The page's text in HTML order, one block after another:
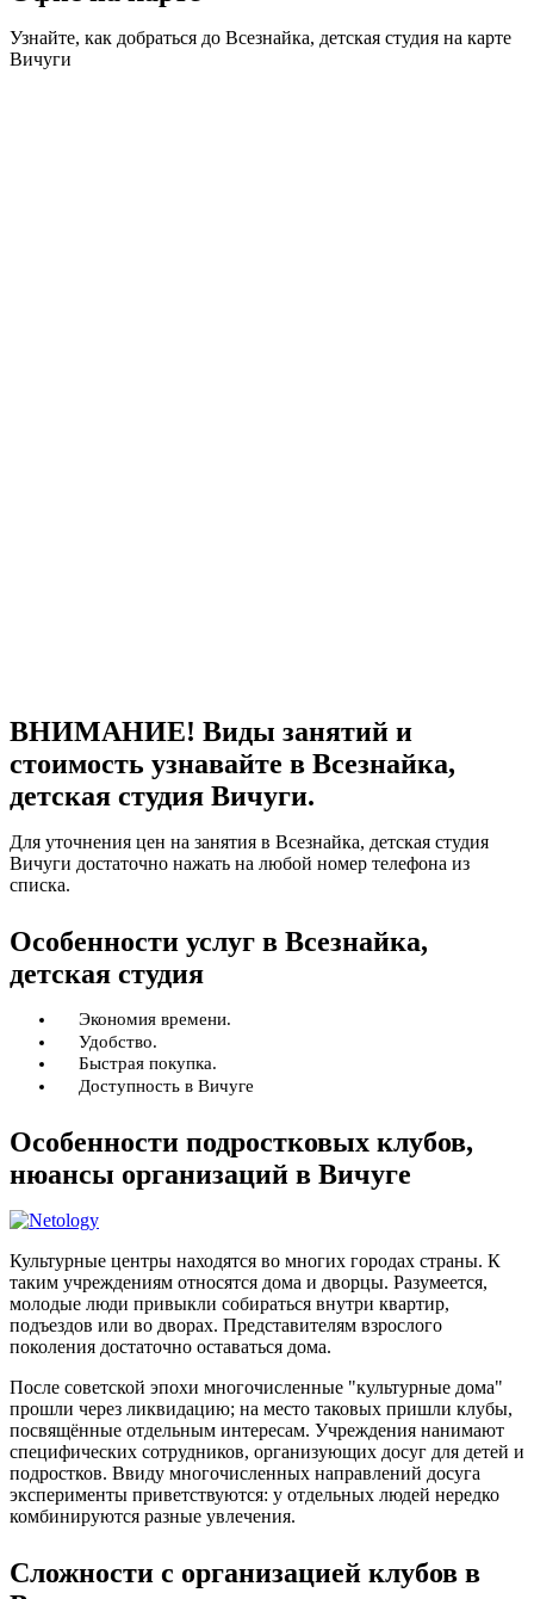
Узнайте, как добраться до Всезнайка, детская студия на карте
Вичуги
ВНИМАНИЕ! Виды занятий и
стоимость узнавайте в Всезнайка,
детская студия Вичуги.
Для уточнения цен на занятия в Всезнайка, детская студия
Вичуги достаточно нажать на любой номер телефона из
списка.
Особенности услуг в Всезнайка,
детская студия
Экономия времени.
Удобство.
Быстрая покупка.
Доступность в Вичуге
Особенности подростковых клубов,
нюансы организаций в Вичуге
Культурные центры находятся во многих городах страны. К
таким учреждениям относятся дома и дворцы. Разумеется,
молодые люди привыкли собираться внутри квартир,
подъездов или во дворах. Представителям взрослого
поколения достаточно оставаться дома.
После советской эпохи многочисленные "культурные дома"
прошли через ликвидацию; на место таковых пришли клубы,
посвящённые отдельным интересам. Учреждения нанимают
специфических сотрудников, организующих досуг для детей и
подростков. Ввиду многочисленных направлений досуга
эксперименты приветствуются: у отдельных людей нередко
комбинируются разные увлечения.
Сложности с организацией клубов в